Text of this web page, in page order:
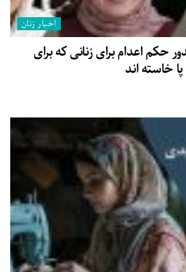
اخبار زنان
ژوئیه ۲۰۲۶: صدور حکم اعدام برای زنانی که برای
خاسته اند